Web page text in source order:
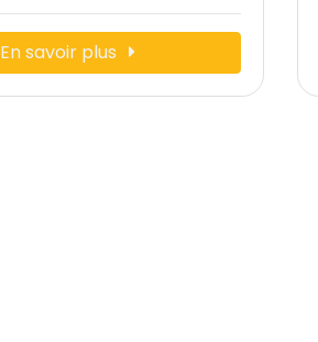
En savoir plus